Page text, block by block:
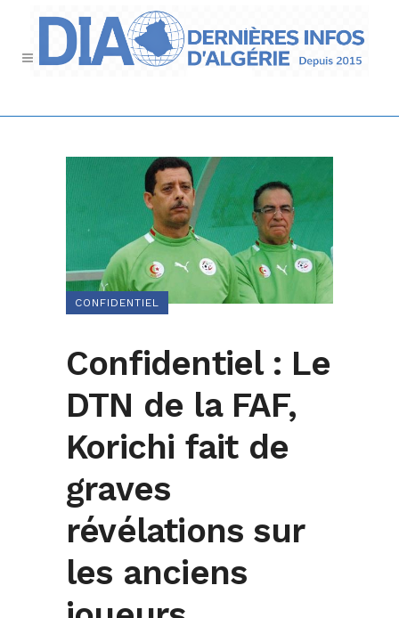
CONFIDENTIEL
Confidentiel : Le
DTN de la FAF,
Korichi fait de
graves
révélations sur
les anciens